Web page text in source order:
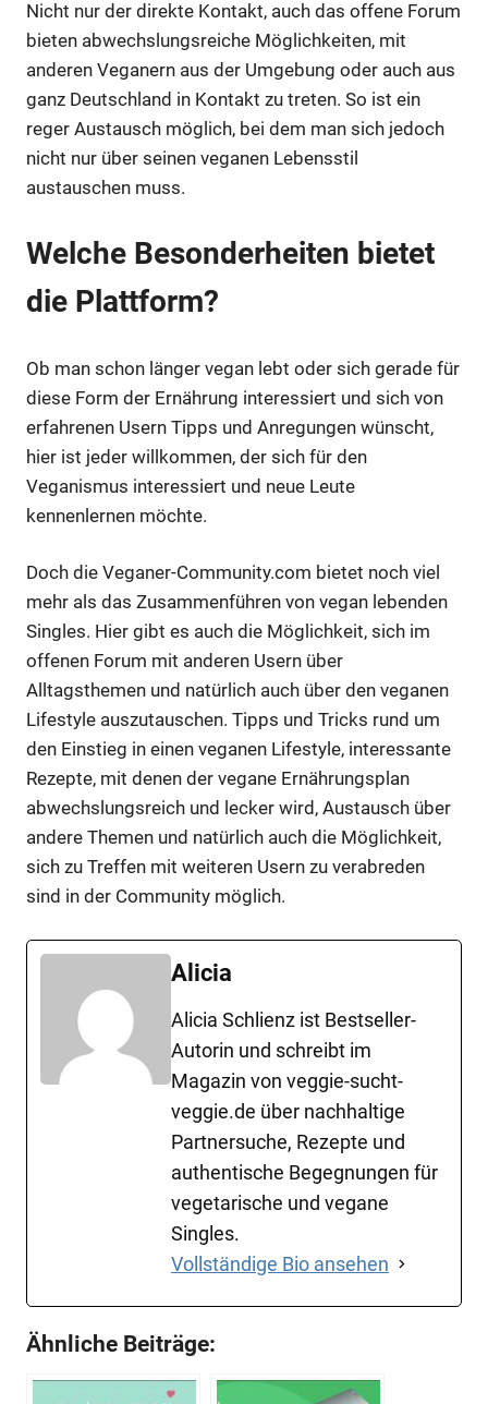
Nicht nur der direkte Kontakt, auch das offene Forum
bieten abwechslungsreiche Möglichkeiten, mit
anderen Veganern aus der Umgebung oder auch aus
ganz Deutschland in Kontakt zu treten. So ist ein
reger Austausch möglich, bei dem man sich jedoch
nicht nur über seinen veganen Lebensstil
austauschen muss.
Welche Besonderheiten bietet
die Plattform?
Ob man schon länger vegan lebt oder sich gerade für
diese Form der Ernährung interessiert und sich von
erfahrenen Usern Tipps und Anregungen wünscht,
hier ist jeder willkommen, der sich für den
Veganismus interessiert und neue Leute
kennenlernen möchte.
Doch die Veganer-Community.com bietet noch viel
mehr als das Zusammenführen von vegan lebenden
Singles. Hier gibt es auch die Möglichkeit, sich im
offenen Forum mit anderen Usern über
Alltagsthemen und natürlich auch über den veganen
Lifestyle auszutauschen. Tipps und Tricks rund um
den Einstieg in einen veganen Lifestyle, interessante
Rezepte, mit denen der vegane Ernährungsplan
abwechslungsreich und lecker wird, Austausch über
andere Themen und natürlich auch die Möglichkeit,
sich zu Treffen mit weiteren Usern zu verabreden
sind in der Community möglich.
Alicia
Alicia Schlienz ist Bestseller-
Autorin und schreibt im
Magazin von veggie-sucht-
veggie.de über nachhaltige
Partnersuche, Rezepte und
authentische Begegnungen für
vegetarische und vegane
Singles.
Vollständige Bio ansehen
Ähnliche Beiträge: